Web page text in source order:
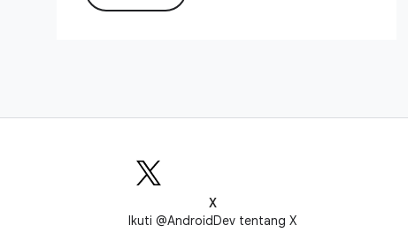
X
Ikuti @AndroidDev tentang X